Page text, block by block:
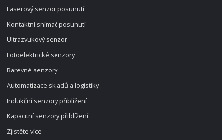
Laserový senzor posunutí
Kontaktní snímač posunutí
Ultrazvukový senzor
Fotoelektrické senzory
Barevné senzory
Automatizace skladů a logistiky
Indukční senzory přiblížení
Kapacitní senzory přiblížení
Zjistěte více